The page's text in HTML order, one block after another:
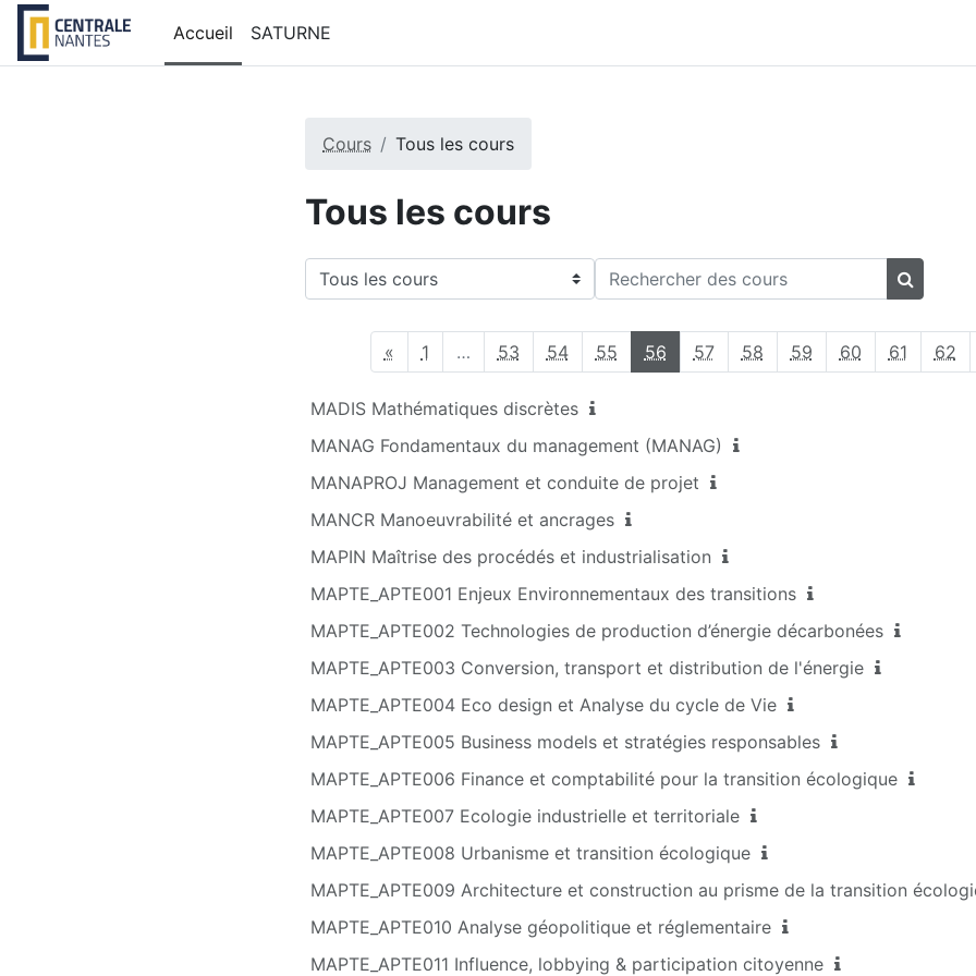
Passer au contenu principal
Accueil
SATURNE
Cours Tous les cours
Tous les cours
Catégories de cours
Rechercher des cours
«Page précédente
1Page 1
… 53Page 53
54Page 54
55Page 55
56Page 56
57Page 57
58Page 58
59Page 59
60Page 60
61Page 61
62
MADIS Mathématiques discrètes
MANAG Fondamentaux du management (MANAG)
MANAPROJ Management et conduite de projet
MANCR Manoeuvrabilité et ancrages
MAPIN Maîtrise des procédés et industrialisation
MAPTE_APTE001 Enjeux Environnementaux des transitions
MAPTE_APTE002 Technologies de production d’énergie décarbonées
MAPTE_APTE003 Conversion, transport et distribution de l'énergie
MAPTE_APTE004 Eco design et Analyse du cycle de Vie
MAPTE_APTE005 Business models et stratégies responsables
MAPTE_APTE006 Finance et comptabilité pour la transition écologique
MAPTE_APTE007 Ecologie industrielle et territoriale
MAPTE_APTE008 Urbanisme et transition écologique
MAPTE_APTE009 Architecture et construction au prisme de la transition
MAPTE_APTE010 Analyse géopolitique et réglementaire
MAPTE_APTE011 Influence, lobbying & participation citoyenne